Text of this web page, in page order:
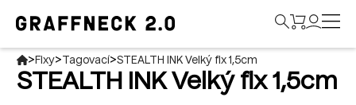
>Fixy> Tagovací>STEALTH INK Velký fix 1,5cm
STEALTH INK Velký fix 1,5cm